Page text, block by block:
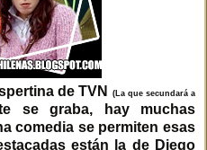
de TVN
(La que secundará a
se graba, hay muchas
comedia se permiten esas
están la de Diego